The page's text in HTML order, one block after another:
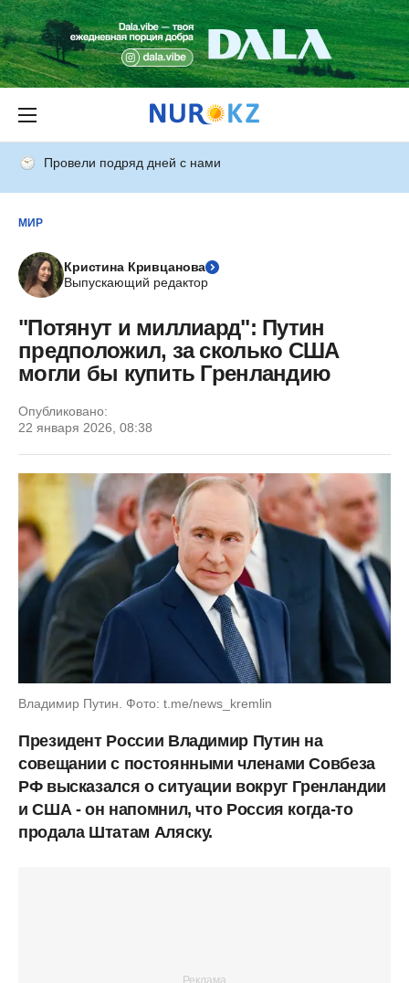
Провели подряд дней с нами
МИР
Кристина Кривцанова
Выпускающий редактор
"Потянут и миллиард": Путин
предположил, за сколько США
могли бы купить Гренландию
Опубликовано:
22 января 2026, 08:38
Владимир Путин. Фото: t.me/news_kremlin
Президент России Владимир Путин на
совещании с постоянными членами Совбеза
РФ высказался о ситуации вокруг Гренландии
и США - он напомнил, что Россия когда-то
продала Штатам Аляску.